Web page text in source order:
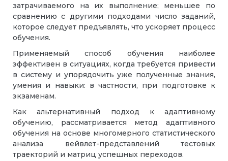
затрачиваемого на их выполнение; меньшее по
сравнению с другими подходами число заданий,
которое следует предъявлять, что ускоряет процесс
обучения.
Применяемый способ обучения наиболее
эффективен в ситуациях, когда требуется привести
в систему и упорядочить уже полученные знания,
умения и навыки: в частности, при подготовке к
экзаменам.
Как альтернативный подход к адаптивному
обучению, рассматривается метод адаптивного
обучения на основе многомерного статистического
анализа вейвлет-представлений тестовых
траекторий и матриц успешных переходов.